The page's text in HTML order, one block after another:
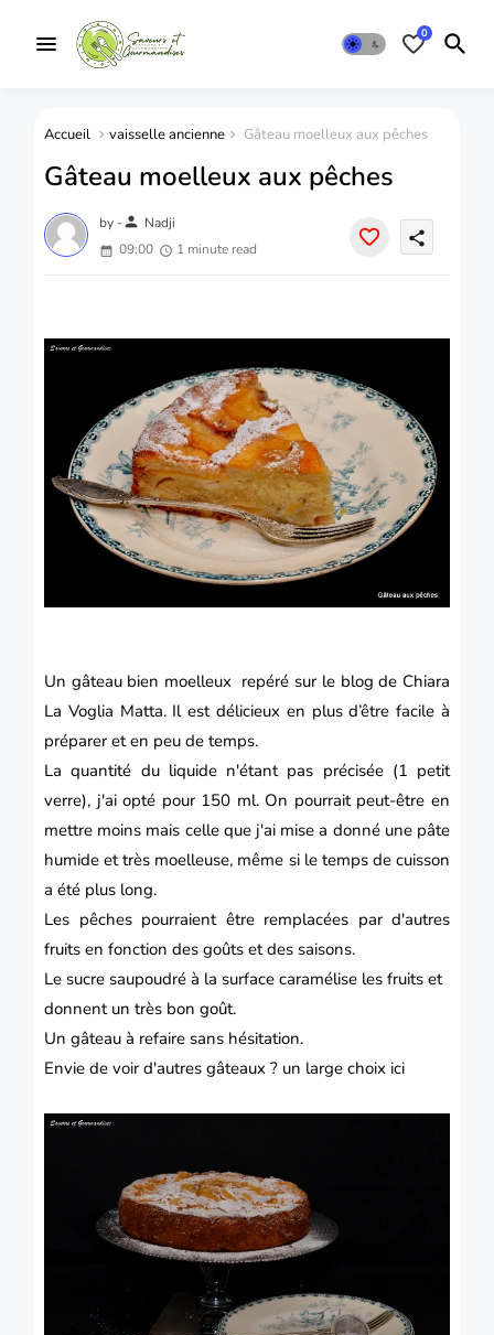
0
Accueil vaisselle ancienne Gâteau moelleux aux pêches
Gâteau moelleux aux pêches
by -person Nadji
09:00
1 minute read
share
Un gâteau bien moelleux repéré sur le blog de Chiara
La Voglia Matta. Il est délicieux en plus d’être facile à
préparer et en peu de temps.
La quantité du liquide n'étant pas précisée (1 petit
verre), j'ai opté pour 150 ml. On pourrait peut-être en
mettre moins mais celle que j'ai mise a donné une pâte
humide et très moelleuse, même si le temps de cuisson
a été plus long.
Les pêches pourraient être remplacées par d'autres
fruits en fonction des goûts et des saisons.
Le sucre saupoudré à la surface caramélise les fruits et
donnent un très bon goût.
Un gâteau à refaire sans hésitation.
Envie de voir d'autres gâteaux ? un large choix ici